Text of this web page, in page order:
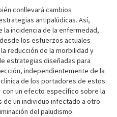
conllevará cambios
antipalúdicas. Así,
la incidencia de la enfermedad,
los esfuerzos actuales
reducción de la morbilidad y
estrategias diseñadas para
independientemente de la
de los portadores de estos
con un efecto específico sobre la
un individuo infectado a otro
del paludismo.